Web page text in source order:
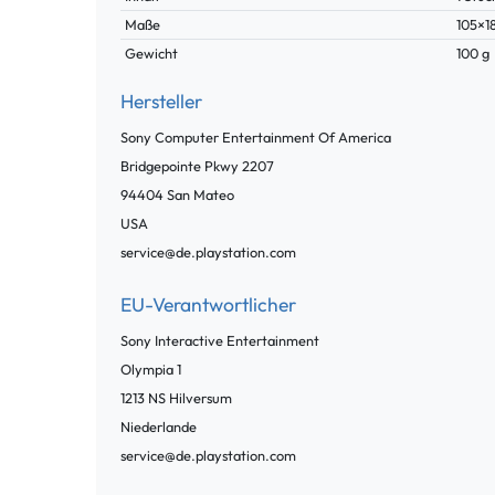
Maße
Gewicht
100 g
Hersteller
Sony Computer Entertainment Of America
Bridgepointe Pkwy2207
94404San Mateo
USA
service@de.playstation.com
EU-Verantwortlicher
Sony Interactive Entertainment
Olympia1
1213 NS Hilversum
Niederlande
service@de.playstation.com